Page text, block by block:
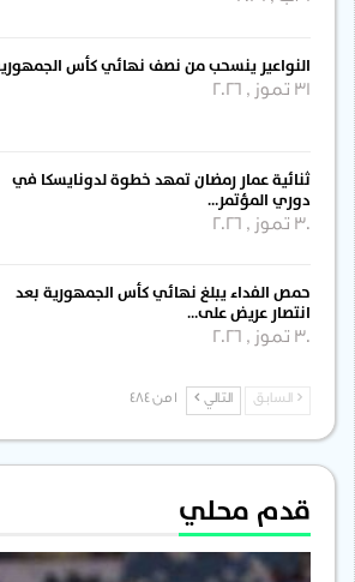
النواعير ينسحب من نصف نهائي كأس الجمهورية
31 تموز , 2026
ثنائية عمار رمضان تمهد خطوة لدونايسكا في
دوري المؤتمر…
30 تموز , 2026
حمص الفداء يبلغ نهائي كأس الجمهورية بعد
انتصار عريض على…
30 تموز , 2026
السابق التالي
قدم محلي